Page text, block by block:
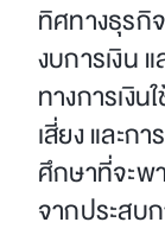
ทิศทางธุรกิ
งบการเงิน
ทางการเงิน
เสี่ยง และ
ศึกษาที่จะพ
จากประสบ